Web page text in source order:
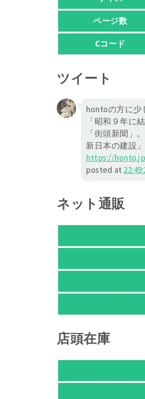
ページ数
Cコード
ツイート
hontoの方に少
「昭和９年に
「街頭新聞」
新日本の建設
https://
posted at
ネット通販
店頭在庫